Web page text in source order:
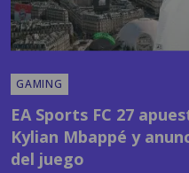
GAMING
EA Sports FC 27
Kylian Mbappé y
del juego